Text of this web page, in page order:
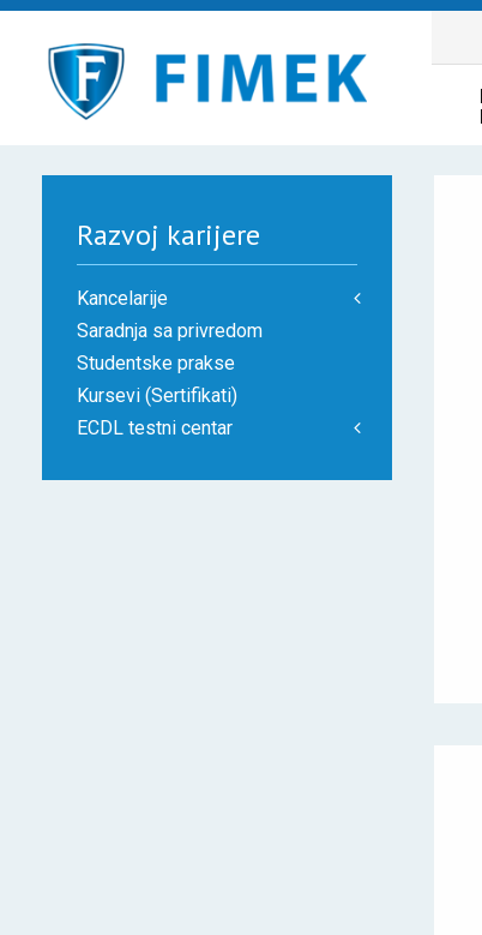
Razvoj karijere
Kancelarije
Saradnja sa privredom
Studentske prakse
Kursevi (Sertifikati)
ECDL testni centar